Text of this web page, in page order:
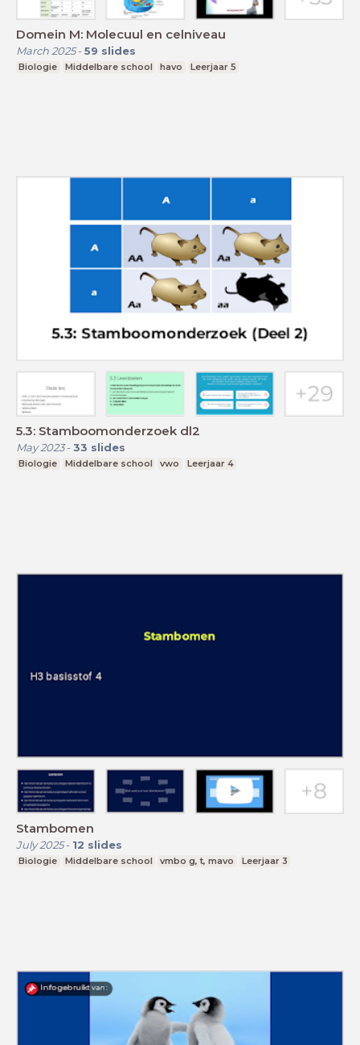
Domein M: Molecuul en celniveau
March 2025- 59 slides
Biologie Middelbare school havo Leerjaar 5
5.3: Stamboomonderzoek dl2
May 2023- 33 slides
Biologie Middelbare school vwo Leerjaar 4
Stambomen
July 2025- 12 slides
Biologie Middelbare school vmbo g, t, mavo Leerjaar 3